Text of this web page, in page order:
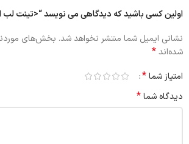
اولین کسی باشید که دیدگاهی می نویسد “<تینت
نشانی ایمیل شما منتشر نخواهد شد. بخش‌های
شده‌اند*
امتیاز شما*
دیدگاه شما*